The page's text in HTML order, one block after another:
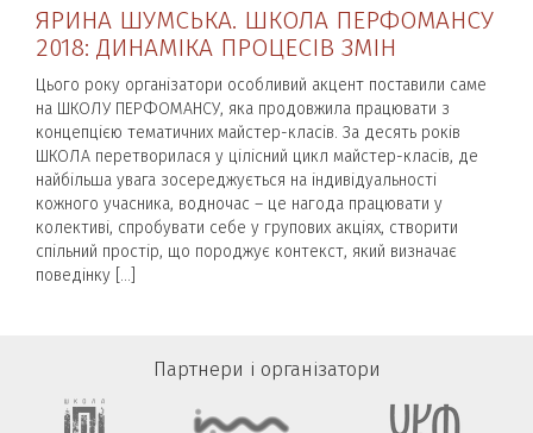
ЯРИНА ШУМСЬКА. ШКОЛА ПЕРФОМАНСУ
2018: ДИНАМІКА ПРОЦЕСІВ ЗМІН
Цього року організатори особливий акцент поставили саме
на ШКОЛУ ПЕРФОМАНСУ, яка продовжила працювати з
концепцією тематичних майстер-класів. За десять років
ШКОЛА перетворилася у цілісний цикл майстер-класів, де
найбільша увага зосереджується на індивідуальності
кожного учасника, водночас – це нагода працювати у
колективі, спробувати себе у групових акціях, створити
спільний простір, що породжує контекст, який визначає
поведінку […]
Партнери і організатори